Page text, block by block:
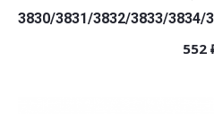
3830/3831/3832/3833/3834/
552